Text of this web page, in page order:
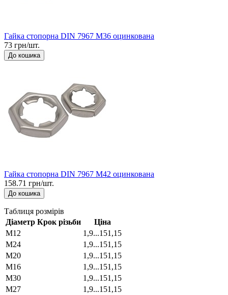
Гайка стопорна DIN 7967 М36 оцинкована
73 грн/шт.
До кошика
Гайка стопорна DIN 7967 М42 оцинкована
158.71 грн/шт.
До кошика
Таблиця розмірів
Діаметр Крок різьби
Ціна
М12
1,9...151,15
М24
1,9...151,15
М20
1,9...151,15
М16
1,9...151,15
М30
1,9...151,15
М27
1,9...151,15